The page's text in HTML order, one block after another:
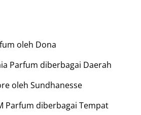
oleh Dona
Parfum diberbagai Daerah
oleh Sundhanesse
Parfum diberbagai Tempat